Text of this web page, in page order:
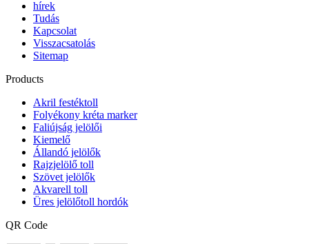
hírek
Tudás
Kapcsolat
Visszacsatolás
Sitemap
Products
Akril festéktoll
Folyékony kréta marker
Faliújság jelölői
Kiemelő
Állandó jelölők
Rajzjelölő toll
Szövet jelölők
Akvarell toll
Üres jelölőtoll hordók
QR Code